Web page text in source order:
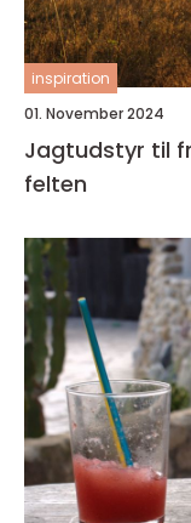
inspiration
01. November 2024
Jagtudstyr til
felten